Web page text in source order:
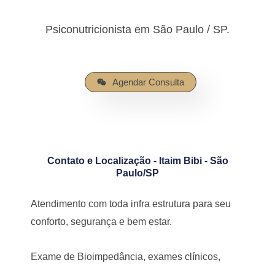
Psiconutricionista em São Paulo / SP.
Agendar Consulta
Contato e Localização - Itaim Bibi - São
Paulo/SP
Atendimento com toda infra estrutura para seu
conforto, segurança e bem estar.
Exame de Bioimpedância, exames clínicos,